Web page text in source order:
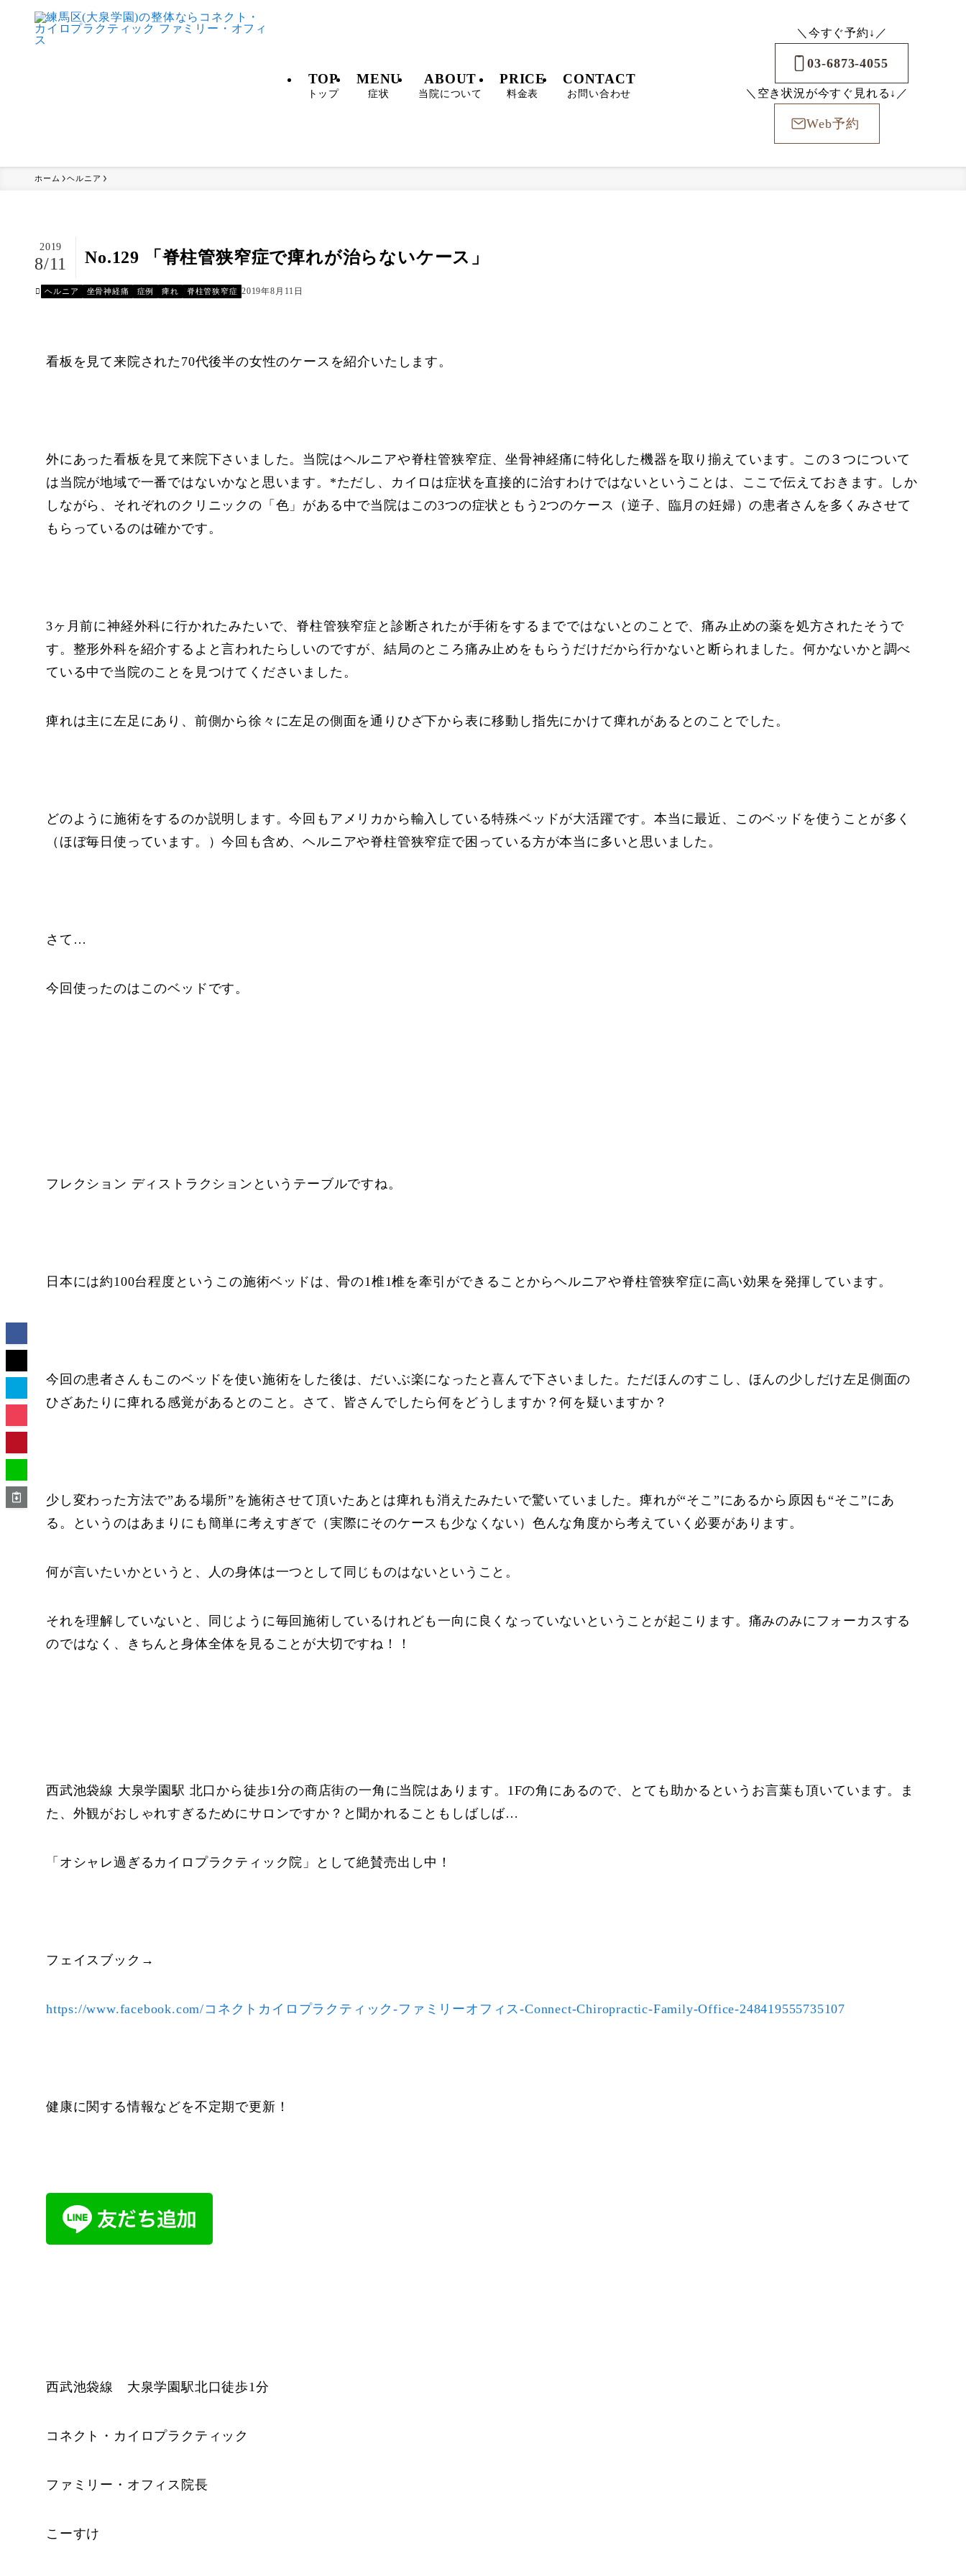
TOP
トップ
MENU
症状
ABOUT
当院について
PRICE
料金表
CONTACT
お問い合わせ
＼今すぐ予約↓／
03-6873-4055
＼空き状況が今すぐ見れる↓／
Web予約
ホーム ヘルニア
No.129 「脊柱管狭窄症で痺れが治らないケース」
2019
8/11
ヘルニア 坐骨神経痛 症例 痺れ 脊柱管狭窄症 2019年8月11日
看板を見て来院された70代後半の女性のケースを紹介いたします。
外にあった看板を見て来院下さいました。当院はヘルニアや脊柱管狭窄症、坐骨神経痛に特化した機器を取り揃えています。この３つについて
は当院が地域で一番ではないかなと思います。*ただし、カイロは症状を直接的に治すわけではないということは、ここで伝えておきます。しか
しながら、それぞれのクリニックの「色」がある中で当院はこの3つの症状ともう2つのケース（逆子、臨月の妊婦）の患者さんを多くみさせて
もらっているのは確かです。
3ヶ月前に神経外科に行かれたみたいで、脊柱管狭窄症と診断されたが手術をするまでではないとのことで、痛み止めの薬を処方されたそうで
す。整形外科を紹介するよと言われたらしいのですが、結局のところ痛み止めをもらうだけだから行かないと断られました。何かないかと調べ
ている中で当院のことを見つけてくださいました。
痺れは主に左足にあり、前側から徐々に左足の側面を通りひざ下から表に移動し指先にかけて痺れがあるとのことでした。
どのように施術をするのか説明します。今回もアメリカから輸入している特殊ベッドが大活躍です。本当に最近、このベッドを使うことが多く
（ほぼ毎日使っています。）今回も含め、ヘルニアや脊柱管狭窄症で困っている方が本当に多いと思いました。
さて…
今回使ったのはこのベッドです。
フレクション ディストラクションというテーブルですね。
日本には約100台程度というこの施術ベッドは、骨の1椎1椎を牽引ができることからヘルニアや脊柱管狭窄症に高い効果を発揮しています。
今回の患者さんもこのベッドを使い施術をした後は、だいぶ楽になったと喜んで下さいました。ただほんのすこし、ほんの少しだけ左足側面の
ひざあたりに痺れる感覚があるとのこと。さて、皆さんでしたら何をどうしますか？何を疑いますか？
少し変わった方法で”ある場所”を施術させて頂いたあとは痺れも消えたみたいで驚いていました。痺れが“そこ”にあるから原因も“そこ”にあ
る。というのはあまりにも簡単に考えすぎで（実際にそのケースも少なくない）色んな角度から考えていく必要があります。
何が言いたいかというと、人の身体は一つとして同じものはないということ。
それを理解していないと、同じように毎回施術しているけれども一向に良くなっていないということが起こります。痛みのみにフォーカスする
のではなく、きちんと身体全体を見ることが大切ですね！！
西武池袋線 大泉学園駅 北口から徒歩1分の商店街の一角に当院はあります。1Fの角にあるので、とても助かるというお言葉も頂いています。ま
た、外観がおしゃれすぎるためにサロンですか？と聞かれることもしばしば…
「オシャレ過ぎるカイロプラクティック院」として絶賛売出し中！
フェイスブック→
https://www.facebook.com/コネクトカイロプラクティック-ファミリーオフィス-Connect-Chiropractic-Family-Office-248419555735107
健康に関する情報などを不定期で更新！
西武池袋線 大泉学園駅北口徒歩1分
コネクト・カイロプラクティック
ファミリー・オフィス院長
こーすけ